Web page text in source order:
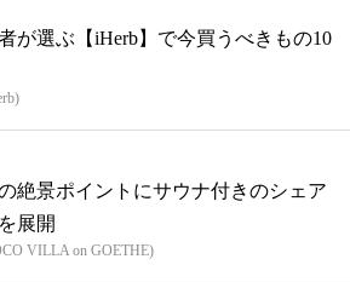
が選ぶ【iHerb】で今買うべきもの10
絶景ポイントにサウナ付きのシェア
展開
VILLA on GOETHE)